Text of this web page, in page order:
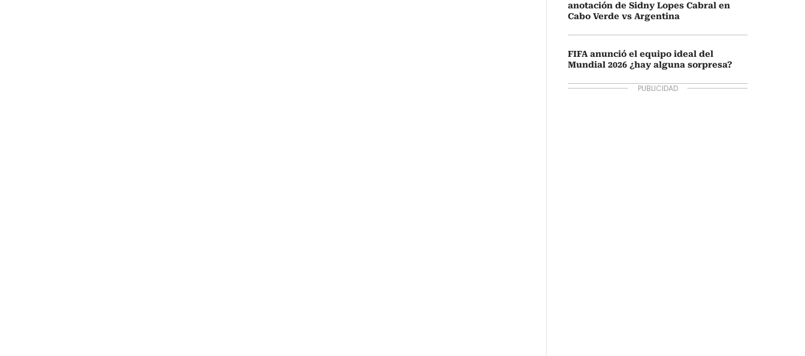
anotación de Sidny Lopes Cabral en
Cabo Verde vs Argentina
FIFA anunció el equipo ideal del
Mundial 2026 ¿hay alguna sorpresa?